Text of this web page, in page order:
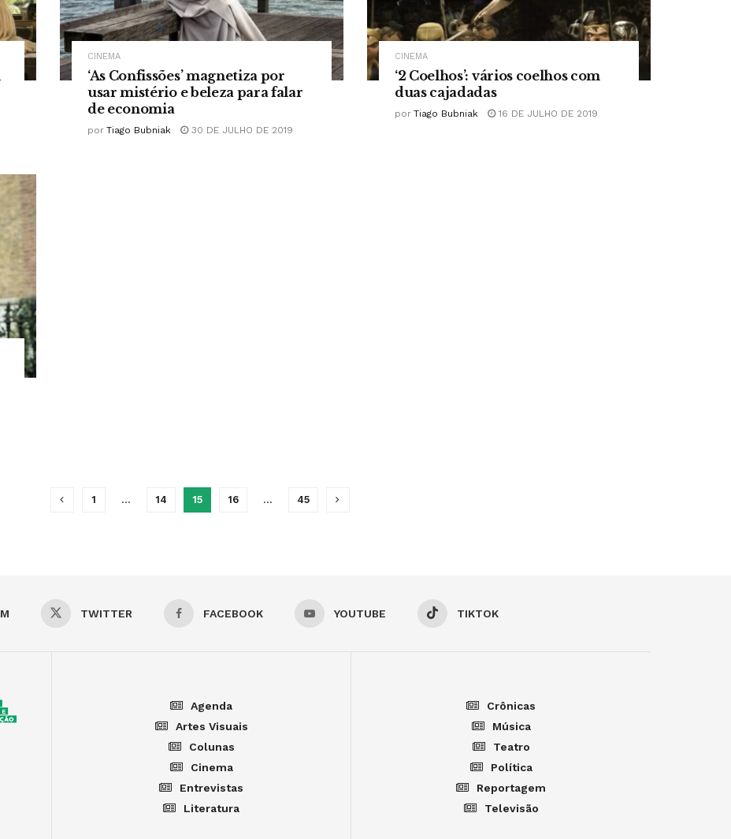
CINEMA
‘As Confissões’ magnetiza por
usar mistério e beleza para falar
de economia
por Tiago Bubniak 30 DE JULHO DE 2019
CINEMA
‘2 Coelhos’: vários coelhos com
duas cajadadas
por Tiago Bubniak 16 DE JULHO DE 2019
1 … 14 15 16 … 45
TWITTER FACEBOOK YOUTUBE TIKTOK
Agenda
Artes Visuais
Colunas
Cinema
Entrevistas
Literatura
Crônicas
Música
Teatro
Política
Reportagem
Televisão